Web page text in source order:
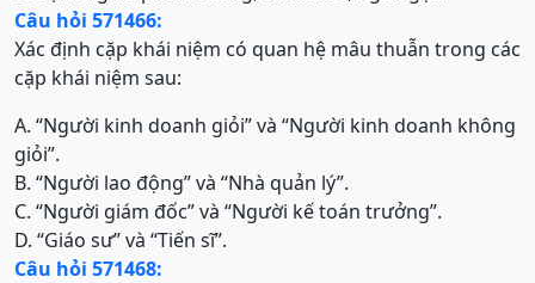
Câu hỏi 571466:
Xác định cặp khái niệm có quan hệ mâu thuẫn trong các
cặp khái niệm sau:
A. “Người kinh doanh giỏi” và “Người kinh doanh không
giỏi”.
B. “Người lao động” và “Nhà quản lý”.
C. “Người giám đốc” và “Người kế toán trưởng”.
D. “Giáo sư” và “Tiến sĩ”.
Câu hỏi 571468: